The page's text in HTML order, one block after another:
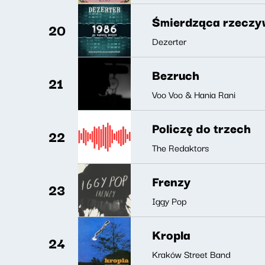
20 Śmierdząca
Dezerter
21 Bezruch
Voo Voo & Hania Rani
22 Policzę do trzech
The Redaktors
23 Frenzy
Iggy Pop
24 Kropla
Kraków Street Band